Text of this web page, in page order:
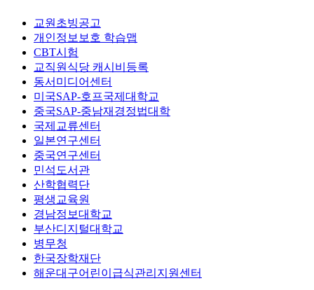
교원초빙공고
개인정보보호 학습맵
CBT시험
교직원식당 캐시비등록
동서미디어센터
미국SAP-호프국제대학교
중국SAP-중남재경정법대학
국제교류센터
일본연구센터
중국연구센터
민석도서관
산학협력단
평생교육원
경남정보대학교
부산디지털대학교
병무청
한국장학재단
해운대구어린이급식관리지원센터